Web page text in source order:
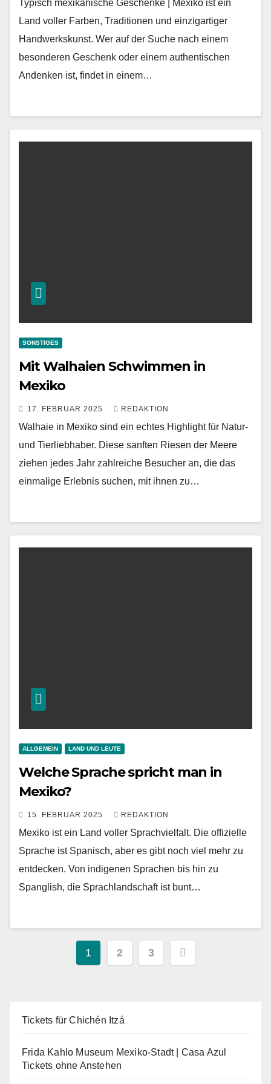
Typisch mexikanische Geschenke | Mexiko ist ein
Land voller Farben, Traditionen und einzigartiger
Handwerkskunst. Wer auf der Suche nach einem
besonderen Geschenk oder einem authentischen
Andenken ist, findet in einem…
SONSTIGES
Mit Walhaien Schwimmen in
Mexiko
17. FEBRUAR 2025 REDAKTION
Walhaie in Mexiko sind ein echtes Highlight für Natur-
und Tierliebhaber. Diese sanften Riesen der Meere
ziehen jedes Jahr zahlreiche Besucher an, die das
einmalige Erlebnis suchen, mit ihnen zu…
ALLGEMEIN LAND UND LEUTE
Welche Sprache spricht man in
Mexiko?
15. FEBRUAR 2025 REDAKTION
Mexiko ist ein Land voller Sprachvielfalt. Die offizielle
Sprache ist Spanisch, aber es gibt noch viel mehr zu
entdecken. Von indigenen Sprachen bis hin zu
Spanglish, die Sprachlandschaft ist bunt…
Seitennummerierung
1 2 3
Tickets für Chichén Itzá
Frida Kahlo Museum Mexiko-Stadt | Casa Azul
Tickets ohne Anstehen